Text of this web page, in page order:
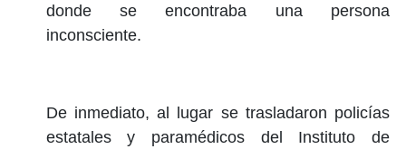
donde se encontraba una persona
inconsciente.
De inmediato, al lugar se trasladaron policías
estatales y paramédicos del Instituto de